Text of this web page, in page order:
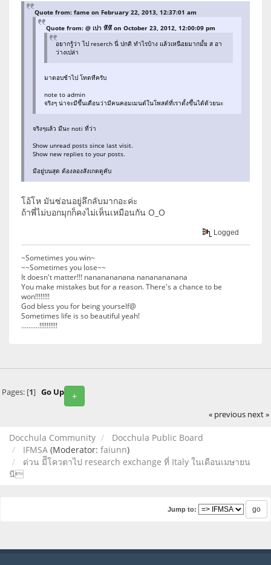
Quote from: fame on February 22, 2013, 12:37:01 am
Quote from: @ เปา หึหึ on October 23, 2012, 12:00:09 pm
อยากรู้ว่า ไป reserch นี่ ปกติ ทำไรบ้าง แล้วเหนือยมากมั้ย ส อา
ว่างเปล่า
มาตอบช้าไป โทดทีครับ
note to admin
จริงๆ น่าจะมีขึ้นเตือนว่ามีคนคอมเมนต์ในโพสต์ที่เราตั้งขึ้นได้ด้วยนะ
จริงๆแล้ว มีนะ noti ที่ว่า
Show unread posts since last visit.
Show new replies to your posts.
มีอยู่บนสุด ต้องลองสังเกตดูคับ
โอ้โห มันซ่อนอยู่ลึกลับมากอะค่ะ
ถ้าพี่ไม่บอกมุกก็คงไม่เห็นเหมือนกัน O_O
Logged
~Sometimes you win~
~~Sometimes you lose~~
It doesn't matter!!! nananananana nananananana
You make mistakes but for a reason. There's a chance to be
won!!!!!!!!
God bless you for being yourself@
Sometimes life is so beautiful yeah!
..........!!!!!!!!!!
+
Pages: [1] Go Up
« previous next »
Docchula Community
Docchula Public Board
IFMSA (Moderator: faiunn)
ด่วน มีีโควตาไป research exchange ที่ Italy ในเดือนเมษายน
นี
Jump to: